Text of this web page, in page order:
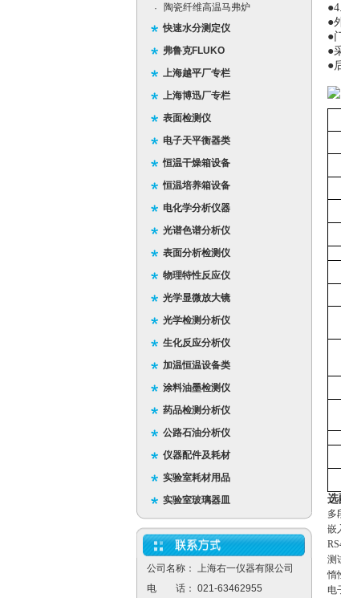
·
陶瓷纤维高温马弗炉
快速水分测定仪
弗鲁克FLUKO
上海越平厂专栏
上海博迅厂专栏
表面检测仪
电子天平衡器类
恒温干燥箱设备
恒温培养箱设备
电化学分析仪器
光谱色谱分析仪
表面分析检测仪
物理特性反应仪
光学显微放大镜
光学检测分析仪
生化反应分析仪
加温恒温设备类
涂料油墨检测仪
药品检测分析仪
公路石油分析仪
仪器配件及耗材
实验室耗材用品
实验室玻璃器皿
公司名称： 上海右一仪器有限公司
电 话： 021-63462955
●
●
●
●
●
选
测
惰
电